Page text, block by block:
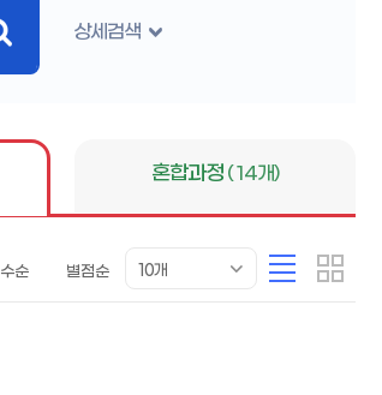
상세검색
혼합과정 ( 14개)
순 별점순
목
10개
리
스
카
드